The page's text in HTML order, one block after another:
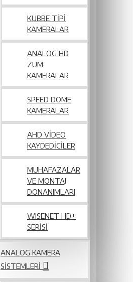
KUBBE TIPI
KAMERALAR
ANALOG HD
ZUM
KAMERALAR
SPEED DOME
KAMERALAR
AHD VIDEO
KAYDEDICILER
MUHAFAZALAR
VE MONTAJ
DONANIMLARI
WISENET HD+
SERİSİ
ANALOG KAMERA
SISTEMLERI